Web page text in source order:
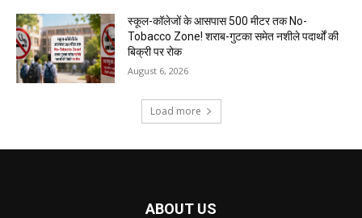
स्कूल-कॉलेजों के आसपास 500 मीटर तक No-
Tobacco Zone! शराब-गुटका समेत नशीले पदार्थों की
बिक्री पर रोक
August 6, 2026
Load more
ABOUT US